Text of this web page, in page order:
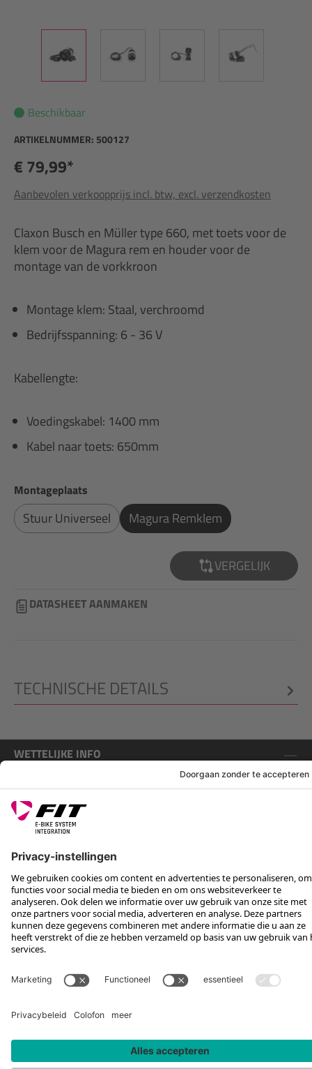
Beschikbaar
ARTIKELNUMMER: 500127
€ 79,99*
Aanbevolen verkoopprijs incl. btw, excl. verzendkosten
Claxon Busch en Müller type 660, met toets voor de
klem voor de Magura rem en houder voor de
montage van de vorkkroon
Montage klem: Staal, verchroomd
Bedrijfsspanning: 6 - 36 V
Kabellengte:
Voedingskabel: 1400 mm
Kabel naar toets: 650mm
Selecteer
Montageplaats
Stuur Universeel Magura Remklem
VERGELIJK
DATASHEET AANMAKEN
TECHNISCHE DETAILS
WETTELIJKE INFO
SERVICE
VOLG ONS OP
*Aanbevolen verkoopprijs incl. btw, excl. verzendkosten